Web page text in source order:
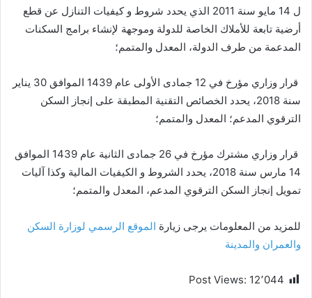
ل 14 مايو سنة 2011 الذي يحدد شروط و كيفيات التنازل عن قطع
أرضية تابعة للأملاك الخاصة للدولة وموجهة لإنشاء برامج السكنات
المدعمة من طرف الدولة، المعدل والمتمم؛
قرار وزاري مؤرخ في 12 جمادى الأولى عام 1439 الموافق 30 يناير
سنة 2018، يحدد الخصائص التقنية المطبقة على إنجاز السكن
الترقوي المدعم؛ المعدل والمتمم؛
قرار وزاري مشترك مؤرخ في 26 جمادى الثانية عام 1439 الموافق
14 مارس سنة 2018، يحدد الشروط و الكيفيات المالية وكذا آليات
تمويل إنجاز السكن الترقوي المدعم، المعدل والمتمم؛
للمزيد من المعلومات يرجى زيارة الموقع الرسمي لوزارة السكن
والعمران والمدينة
Post Views: 12٬044